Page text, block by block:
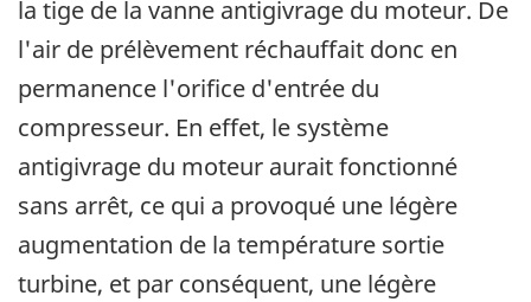
la tige de la vanne antigivrage du moteur. De
l'air de prélèvement réchauffait donc en
permanence l'orifice d'entrée du
compresseur. En effet, le système
antigivrage du moteur aurait fonctionné
sans arrêt, ce qui a provoqué une légère
augmentation de la température sortie
turbine, et par conséquent, une légère